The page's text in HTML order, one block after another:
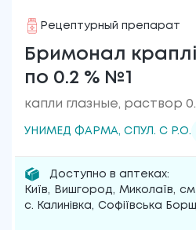
Рецептурный препарат
Бримонал
по 0.2 % №1
капли глазные, раствор
УНИМЕД ФАРМА, СПУЛ. С Р.О.
Доступно в аптеках:
Київ, Вишгород, Миколаїв,
с. Калинівка, Софіївська